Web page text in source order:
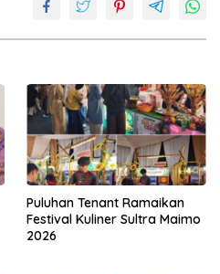
Puluhan Tenant Ramaikan
Festival Kuliner Sultra Maimo
2026